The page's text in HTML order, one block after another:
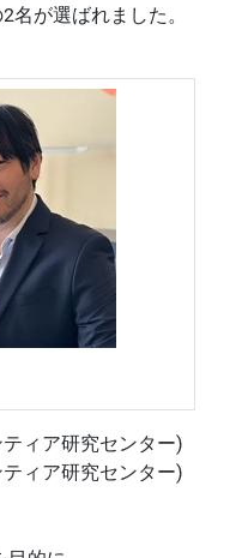
が選ばれました。
ィア研究センター)
ィア研究センター)